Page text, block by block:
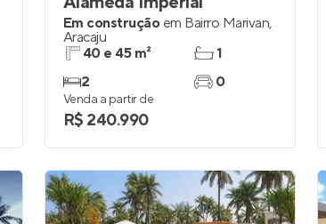
Em construção em Bairro Marivan,
Aracaju
40 e 45 m²
2
1
0
Venda a partir de
R$ 240.990